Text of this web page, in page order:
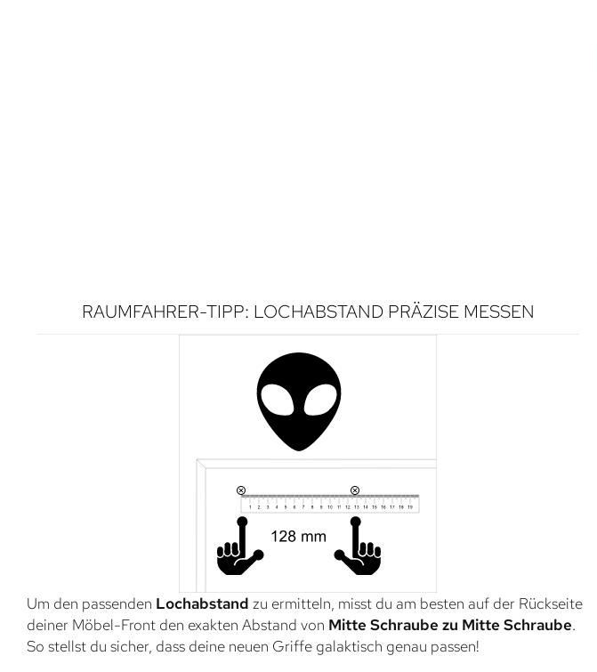
RAUMFAHRER-TIPP: LOCHABSTAND PRÄZISE MESSEN
Um den passenden Lochabstand zu ermitteln, misst du am besten auf der Rückseite
deiner Möbel-Front den exakten Abstand von Mitte Schraube zu Mitte Schraube.
So stellst du sicher, dass deine neuen Griffe galaktisch genau passen!